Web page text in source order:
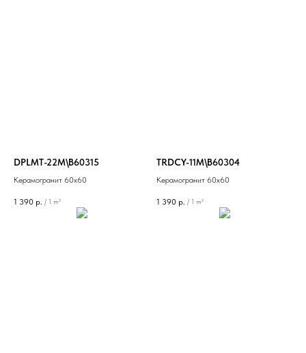
DPLMT-22M\B60315
Керамогранит 60х60
1 390 р. / 1 m²
TRDCY-11M\B60304
Керамогранит 60х60
1 390 р. / 1 m²